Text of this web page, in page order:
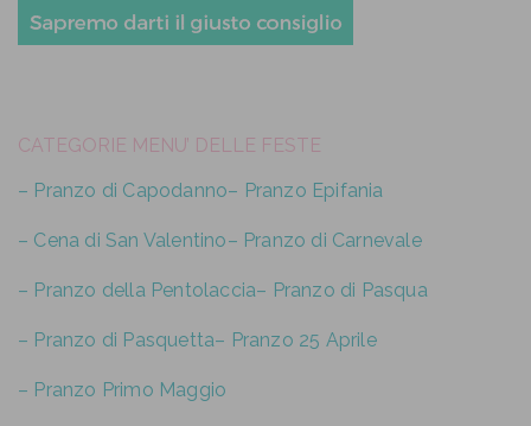
CATEGORIE MENU’ DELLE FESTE
– Pranzo di Capodanno– Pranzo Epifania
– Cena di San Valentino– Pranzo di Carnevale
– Pranzo della Pentolaccia– Pranzo di Pasqua
– Pranzo di Pasquetta– Pranzo 25 Aprile
– Pranzo Primo Maggio